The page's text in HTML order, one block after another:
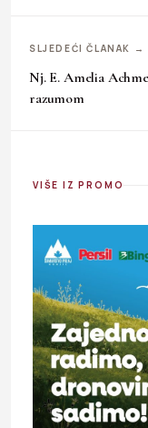
SLJEDEĆI ČLANAK →
Nj. E. Amelia
razumom
VIŠE IZ PROMO